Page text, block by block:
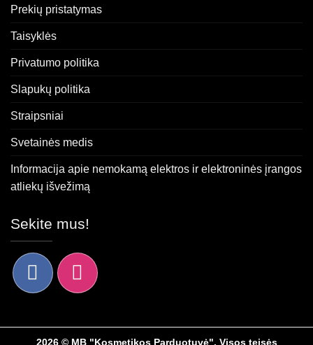
Prekių pristatymas
Taisyklės
Privatumo politika
Slapukų politika
Straipsniai
Svetainės medis
Informacija apie nemokamą elektros ir elektroninės įrangos
atliekų išvežimą
Sekite mus!
2026 © MB "Kosmetikos Parduotuvė". Visos teisės